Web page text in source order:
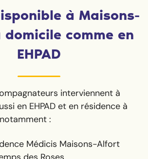
à Maisons-
comme en
EHPAD
interviennent à
en EHPAD et en résidence à
:
Médicis Maisons-Alfort